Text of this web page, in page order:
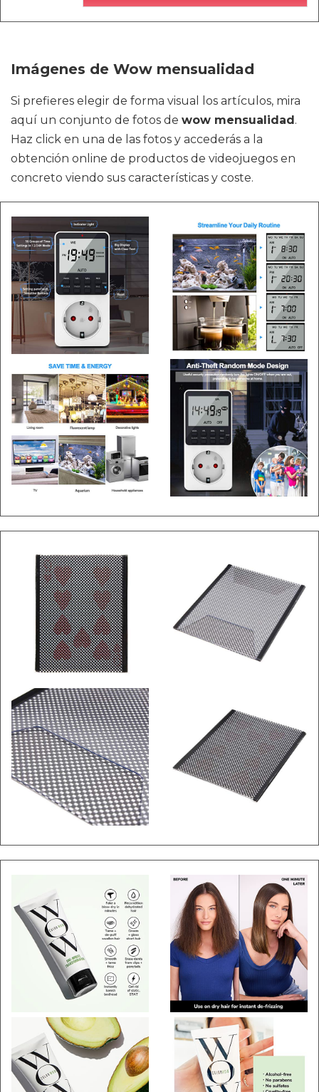
Imágenes de Wow mensualidad
Si prefieres elegir de forma visual los artículos, mira
aquí un conjunto de fotos de wow mensualidad.
Haz click en una de las fotos y accederás a la
obtención online de productos de videojuegos en
concreto viendo sus características y coste.